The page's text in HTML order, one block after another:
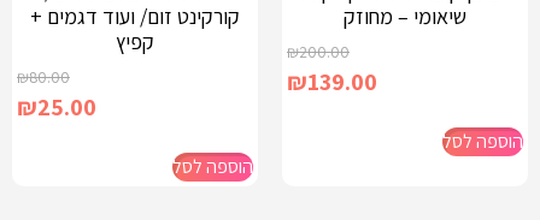
שיאומי – מחוזק
₪200.00
₪139.00
הוספה לסל
קורקינט זום/ ועוד דגמים +
קפיץ
₪80.00
₪25.00
הוספה לסל